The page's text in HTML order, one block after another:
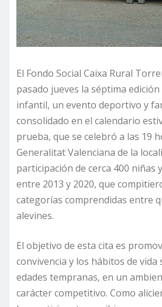
El Fondo Social Caixa Rural
pasado jueves la séptima
infantil, un evento deportivo y
consolidado en el calendario
prueba, que se celebró a las 19
Generalitat Valenciana de la
participación de cerca 400 niñas
entre 2013 y 2020, que
categorías comprendidas entre
alevines.
El objetivo de esta cita es
convivencia y los hábitos de vida
edades tempranas, en un
carácter competitivo. Como